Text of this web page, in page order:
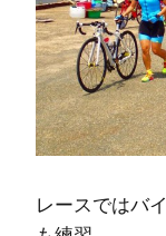
レースではバ